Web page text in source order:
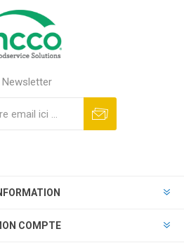
Newsletter
COMPTE